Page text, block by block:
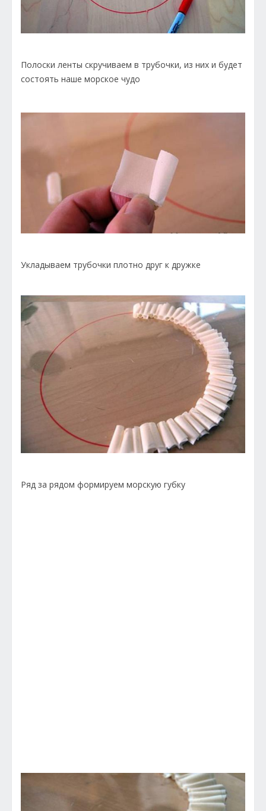
Полоски ленты скручиваем в трубочки, из них и будет
состоять наше морское чудо
Укладываем трубочки плотно друг к дружке
Ряд за рядом формируем морскую губку